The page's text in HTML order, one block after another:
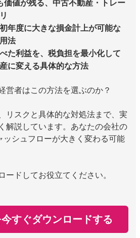
価値が残る、中古不動産・トレー
年度に大きな損金計上が可能な
法
た利益を、税負担を最小化して
に変える具体的な方法
営者はこの方法を選ぶのか？
リスクと具体的な対処法まで、実
解説しています。あなたの会社の
ッシュフローが大きく変わる可能
ードしてお役立てください。
すぐダウンロードする